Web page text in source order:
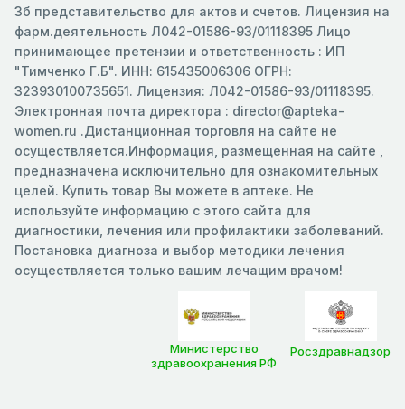
3б представительство для актов и счетов. Лицензия на
фарм.деятельность Л042-01586-93/01118395 Лицо
принимающее претензии и ответственность : ИП
"Тимченко Г.Б". ИНН: 615435006306 ОГРН:
323930100735651. Лицензия: Л042-01586-93/01118395.
Электронная почта директора : director@apteka-
women.ru .Дистанционная торговля на сайте не
осуществляется.Информация, размещенная на сайте ,
предназначена исключительно для ознакомительных
целей. Купить товар Вы можете в аптеке. Не
используйте информацию с этого сайта для
диагностики, лечения или профилактики заболеваний.
Постановка диагноза и выбор методики лечения
осуществляется только вашим лечащим врачом!
Росздравнадзор
Министерство
здравоохранения РФ